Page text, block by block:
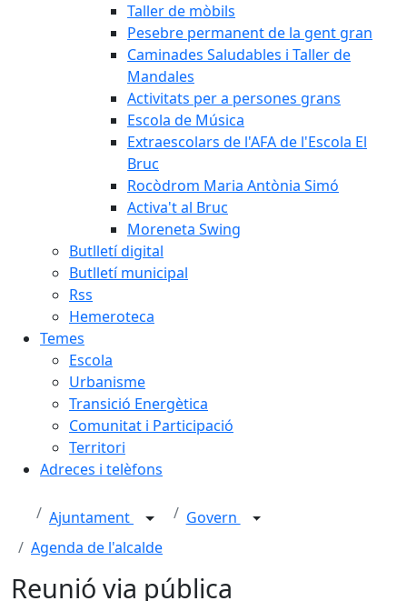
Taller de mòbils
Pesebre permanent de la gent gran
Caminades Saludables i Taller de
Mandales
Activitats per a persones grans
Escola de Música
Extraescolars de l'AFA de l'Escola El
Bruc
Rocòdrom Maria Antònia Simó
Activa't al Bruc
Moreneta Swing
Butlletí digital
Butlletí municipal
Rss
Hemeroteca
Temes
Escola
Urbanisme
Transició Energètica
Comunitat i Participació
Territori
Adreces i telèfons
Ajuntament
Govern
Agenda de l'alcalde
Reunió via pública